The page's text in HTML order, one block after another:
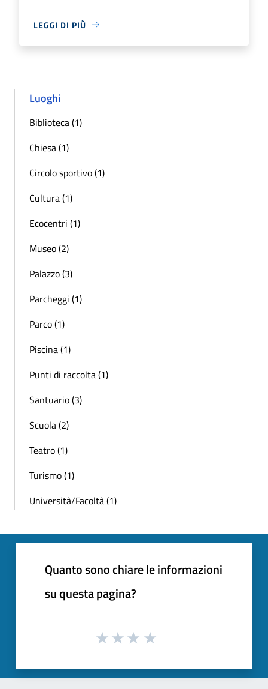
LEGGI DI PIÙ
Luoghi
Biblioteca (1)
Chiesa (1)
Circolo sportivo (1)
Cultura (1)
Ecocentri (1)
Museo (2)
Palazzo (3)
Parcheggi (1)
Parco (1)
Piscina (1)
Punti di raccolta (1)
Santuario (3)
Scuola (2)
Teatro (1)
Turismo (1)
Università/Facoltà (1)
Quanto sono chiare le informazioni
su questa pagina?